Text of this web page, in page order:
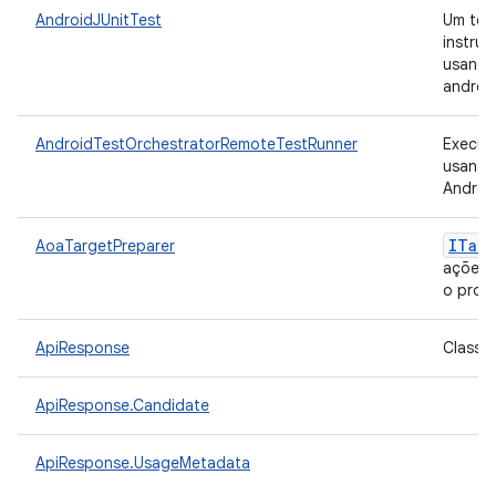
AndroidJUnitTest
Um
AndroidTestOrchestratorRemoteTestRunner
AoaTargetPreparer
ações
o
ApiResponse
ApiResponse.Candidate
ApiResponse.UsageMetadata